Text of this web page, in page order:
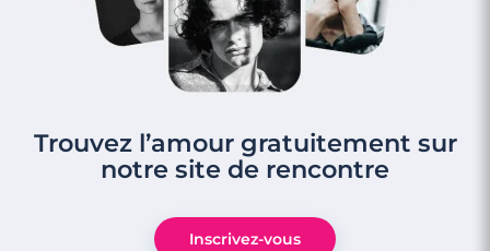
Trouvez l’amour gratuitement sur
notre site de rencontre
Inscrivez-vous